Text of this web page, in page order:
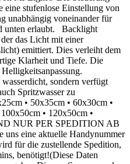
eine stufenlose Einstellung von
unabhängig voneinander für
unten erlaubt. Backlight
das Licht mit einer
emittiert. Dies verleiht dem
Klarheit und Tiefe. Die
sondern verfügt
Spritzwasser zu
• 50x35cm • 60x30cm •
• 120x50cm •
NUR PER SPEDITION AB
eine aktuelle Handynummer
für die zustellende Spedition,
benötigt!(Diese Daten